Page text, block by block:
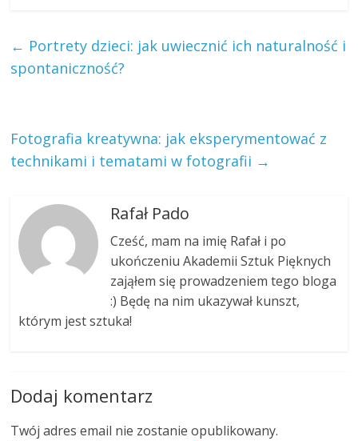
← Portrety dzieci: jak uwiecznić ich naturalność i
spontaniczność?
Fotografia kreatywna: jak eksperymentować z
technikami i tematami w fotografii →
Rafał Pado
Cześć, mam na imię Rafał i po
ukończeniu Akademii Sztuk Pięknych
zająłem się prowadzeniem tego bloga
:) Będę na nim ukazywał kunszt,
którym jest sztuka!
Dodaj komentarz
Twój adres email nie zostanie opublikowany.